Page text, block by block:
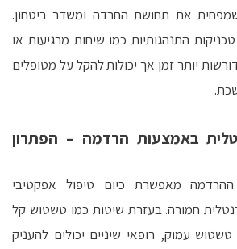
את תחושת החרדה ומשדר ביטחון.
התנהגותיות כמו שיחות מרגיעות או
יותר זמן אך יכולות להקל על מטופלים
באמצעות הרדמה – הפתרון
ההרדמה מאפשרת כיום טיפול אפקטיבי
חמורה. בעזרת שיטות כמו טשטוש קל
עמוק, רופאי שיניים יכולים להעניק